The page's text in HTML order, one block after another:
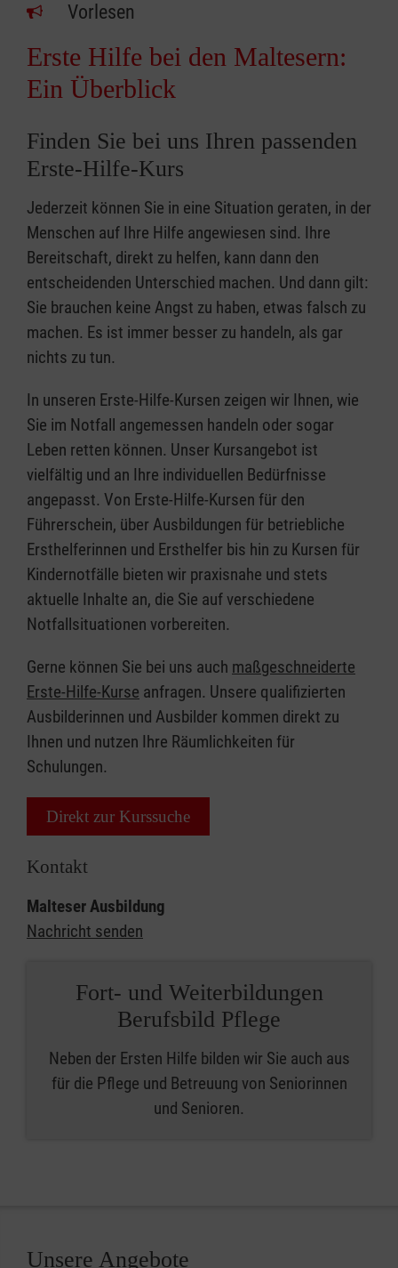
Vorlesen
Erste Hilfe bei den Maltesern:
Ein Überblick
Finden Sie bei uns Ihren passenden
Erste-Hilfe-Kurs
Jederzeit können Sie in eine Situation geraten, in der
Menschen auf Ihre Hilfe angewiesen sind. Ihre
Bereitschaft, direkt zu helfen, kann dann den
entscheidenden Unterschied machen. Und dann gilt:
Sie brauchen keine Angst zu haben, etwas falsch zu
machen. Es ist immer besser zu handeln, als gar
nichts zu tun.
In unseren Erste-Hilfe-Kursen zeigen wir Ihnen, wie
Sie im Notfall angemessen handeln oder sogar
Leben retten können. Unser Kursangebot ist
vielfältig und an Ihre individuellen Bedürfnisse
angepasst. Von Erste-Hilfe-Kursen für den
Führerschein, über Ausbildungen für betriebliche
Ersthelferinnen und Ersthelfer bis hin zu Kursen für
Kindernotfälle bieten wir praxisnahe und stets
aktuelle Inhalte an, die Sie auf verschiedene
Notfallsituationen vorbereiten.
Gerne können Sie bei uns auch maßgeschneiderte
Erste-Hilfe-Kurse anfragen. Unsere qualifizierten
Ausbilderinnen und Ausbilder kommen direkt zu
Ihnen und nutzen Ihre Räumlichkeiten für
Schulungen.
Direkt zur Kurssuche
Kontakt
Malteser Ausbildung
Nachricht senden
Fort- und Weiterbildungen
Berufsbild Pflege
Neben der Ersten Hilfe bilden wir Sie auch aus
für die Pflege und Betreuung von Seniorinnen
und Senioren.
Unsere Angebote